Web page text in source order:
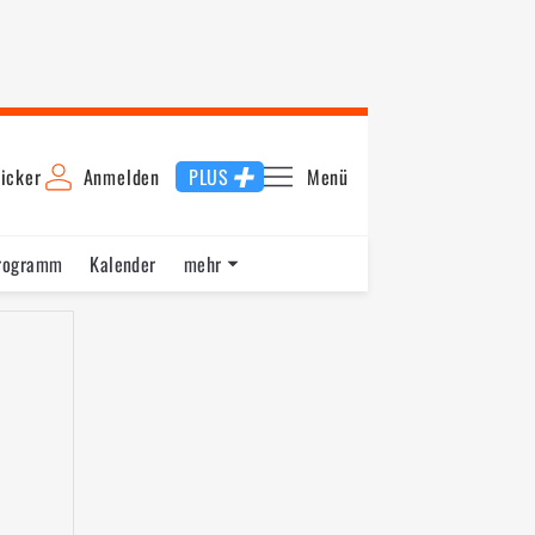
Anmelden PLUS Menü
Kalender
mehr